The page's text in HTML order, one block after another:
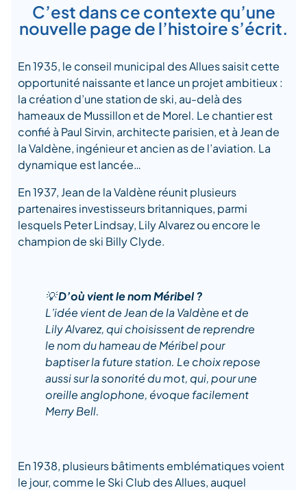
C’est dans ce contexte qu’une
nouvelle page de l’histoire s’écrit.
En 1935, le conseil municipal des Allues saisit cette
opportunité naissante et lance un projet ambitieux :
la création d’une station de ski, au-delà des
hameaux de Mussillon et de Morel. Le chantier est
confié à Paul Sirvin, architecte parisien, et à Jean de
la Valdène, ingénieur et ancien as de l’aviation. La
dynamique est lancée…
En 1937, Jean de la Valdène réunit plusieurs
partenaires investisseurs britanniques, parmi
lesquels Peter Lindsay, Lily Alvarez ou encore le
champion de ski Billy Clyde.
💡D’où vient le nom Méribel ?
L’idée vient de Jean de la Valdène et de
Lily Alvarez, qui choisissent de reprendre
le nom du hameau de Méribel pour
baptiser la future station. Le choix repose
aussi sur la sonorité du mot, qui, pour une
oreille anglophone, évoque facilement
Merry Bell.
En 1938, plusieurs bâtiments emblématiques voient
le jour, comme le Ski Club des Allues, auquel